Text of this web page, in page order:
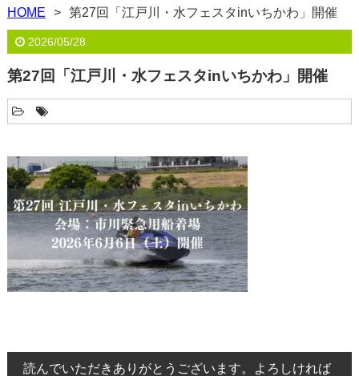
HOME 第27回「江戸川・水フェスタinいちかわ」開催
2026/05/28
第27回「江戸川・水フェスタinいちかわ」開催
読んでいただきありがとうございます。よろしければ